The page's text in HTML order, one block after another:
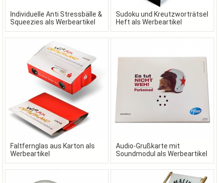
Individuelle Anti Stressbälle &
Squeezies als Werbeartikel
Sudoku und Kreutzworträtsel
Heft als Werbeartikel
Faltfernglas aus Karton als
Werbeartikel
Audio-Grußkarte mit
Soundmodul als Werbeartikel